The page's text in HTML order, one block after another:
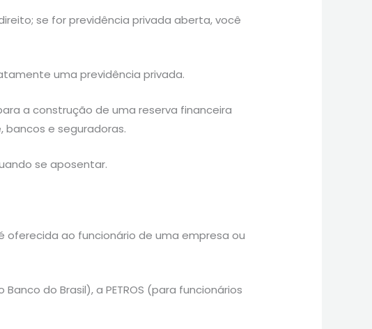
se for previdência privada aberta, você
uma previdência privada.
a construção de uma reserva financeira
e seguradoras.
se aposentar.
ao funcionário de uma empresa ou
do Brasil), a PETROS (para funcionários